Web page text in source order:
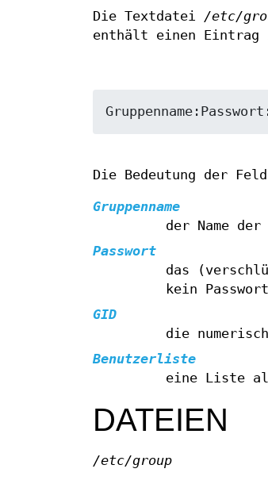
Die Textdatei /etc/
enthält einen Eintrag
Die Bedeutung der
Gruppenname
der Name der
Passwort
das
kein
GID
die
Benutzerliste
eine Liste
DATEIEN
/etc/group